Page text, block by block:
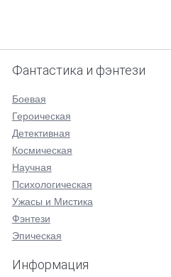
Фантастика и фэнтези
Боевая
Героическая
Детективная
Космическая
Научная
Психологическая
Ужасы и Мистика
Фэнтези
Эпическая
Информация